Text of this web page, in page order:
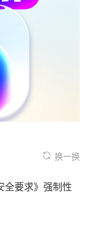
换一换
全要求》强制性